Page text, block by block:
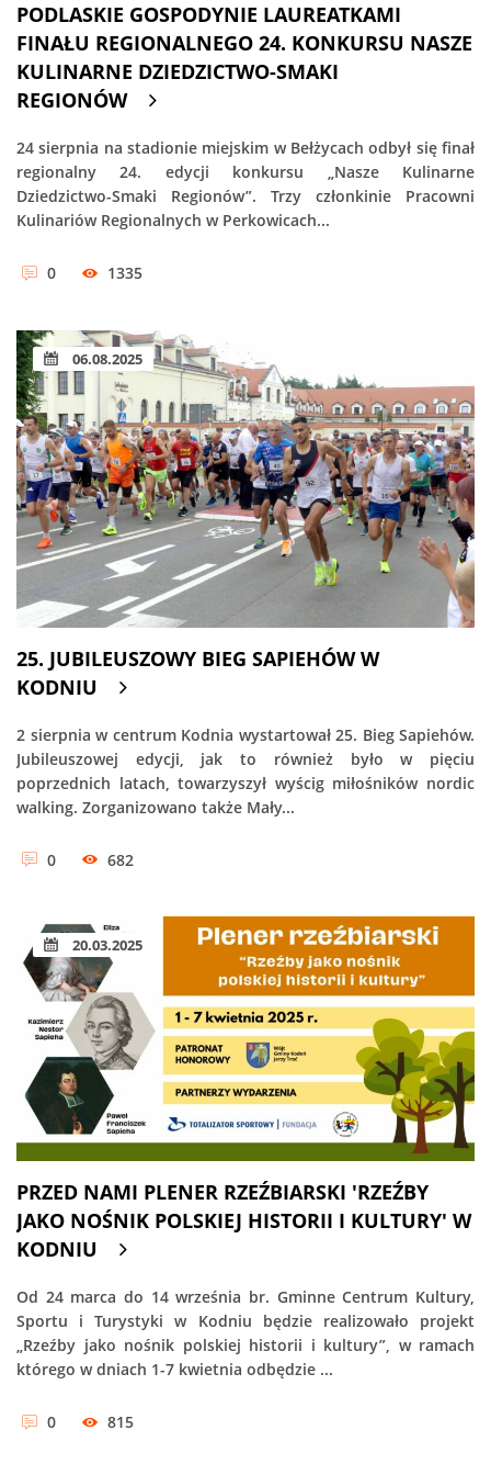
PODLASKIE GOSPODYNIE LAUREATKAMI
FINAŁU REGIONALNEGO 24. KONKURSU NASZE
KULINARNE DZIEDZICTWO-SMAKI
REGIONÓW
24 sierpnia na stadionie miejskim w Bełżycach odbył się finał
regionalny 24. edycji konkursu „Nasze Kulinarne
Dziedzictwo-Smaki Regionów”. Trzy członkinie Pracowni
Kulinariów Regionalnych w Perkowicach...
0 1335
06.08.2025
25. JUBILEUSZOWY BIEG SAPIEHÓW W
KODNIU
2 sierpnia w centrum Kodnia wystartował 25. Bieg Sapiehów.
Jubileuszowej edycji, jak to również było w pięciu
poprzednich latach, towarzyszył wyścig miłośników nordic
walking. Zorganizowano także Mały...
0 682
20.03.2025
PRZED NAMI PLENER RZEŹBIARSKI 'RZEŹBY
JAKO NOŚNIK POLSKIEJ HISTORII I KULTURY' W
KODNIU
Od 24 marca do 14 września br. Gminne Centrum Kultury,
Sportu i Turystyki w Kodniu będzie realizowało projekt
„Rzeźby jako nośnik polskiej historii i kultury”, w ramach
którego w dniach 1-7 kwietnia odbędzie ...
0 815